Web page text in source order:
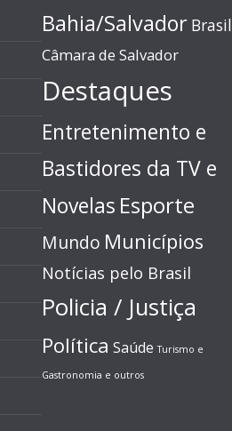
Bahia/Salvador Brasil
Câmara de Salvador
Destaques
Entretenimento e
Bastidores da TV e
Novelas Esporte
Mundo Municípios
Notícias pelo Brasil
Policia / Justiça
Política Saúde Turismo e
Gastronomia e outros